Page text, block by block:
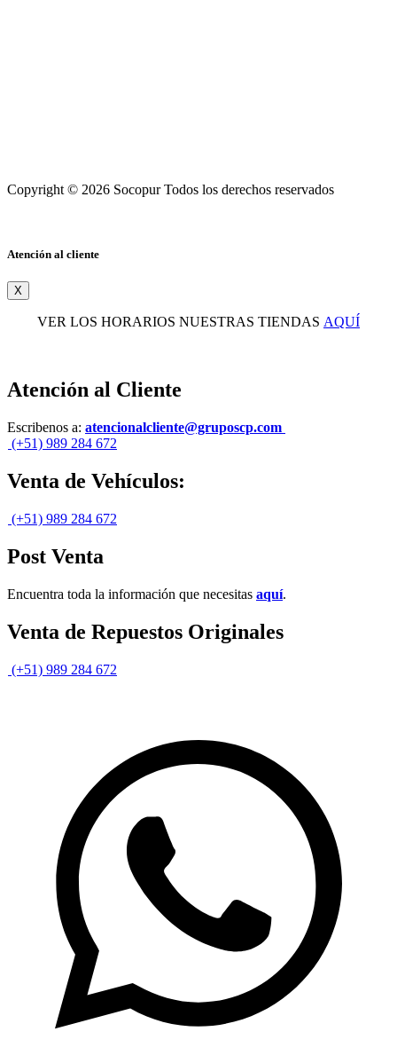
Copyright © 2026 Socopur Todos los derechos reservados
Atención al cliente
X
VER LOS HORARIOS NUESTRAS TIENDAS AQUÍ
Atención al Cliente
Escribenos a: atencionalcliente@gruposcp.com
(+51) 989 284 672
Venta de Vehículos:
(+51) 989 284 672
Post Venta
Encuentra toda la información que necesitas aquí.
Venta de Repuestos Originales
(+51) 989 284 672